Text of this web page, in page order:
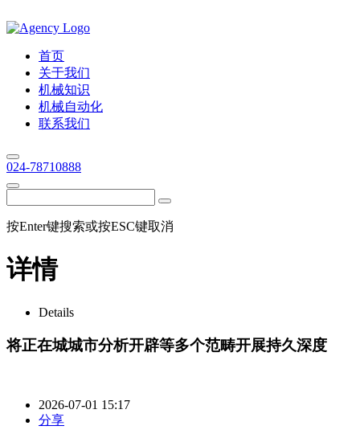
首页
关于我们
机械知识
机械自动化
联系我们
024-78710888
按Enter键搜索或按ESC键取消
详情
Details
将正在城城市分析开辟等多个范畴开展持久深度
2026-07-01 15:17
分享